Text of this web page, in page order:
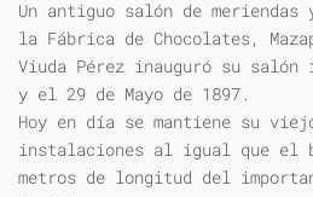
Un antiguo salón de
la Fábrica de Chocolates,
Viuda Pérez inauguró su
y el 29 de Mayo de 1897.
Hoy en día se mantiene su
instalaciones al igual que el
metros de longitud del